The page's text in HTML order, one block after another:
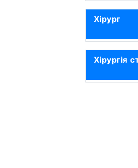
Хірург
Хірургія